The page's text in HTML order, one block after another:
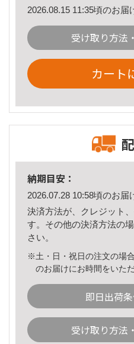
2026.08.15 11:35頃のお届
受け取り方法
カート
納期目安：
2026.07.28 10:58頃のお届
決済方法が、クレジット
す。その他の決済方法の
さい。
※土・日・祝日の注文の場
のお届けにお時間をいた
即日出荷
受け取り方法